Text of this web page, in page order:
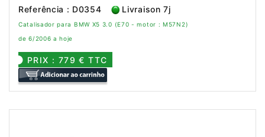
Referência : D0354 Livraison 7j
Catalisador para BMW X5 3.0 (E70 - motor : M57N2)
de 6/2006 a hoje
PRIX : 779 € TTC